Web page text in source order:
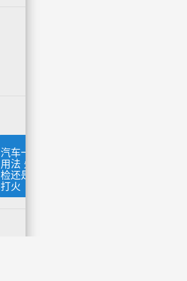
汽车一键启动的正确
用法 先按一次通电自
检还是直接一键启动
打火